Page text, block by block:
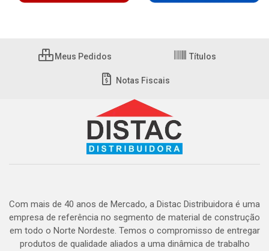
Meus Pedidos Títulos
Notas Fiscais
Com mais de 40 anos de Mercado, a Distac Distribuidora é uma
empresa de referência no segmento de material de construção
em todo o Norte Nordeste. Temos o compromisso de entregar
produtos de qualidade aliados a uma dinâmica de trabalho